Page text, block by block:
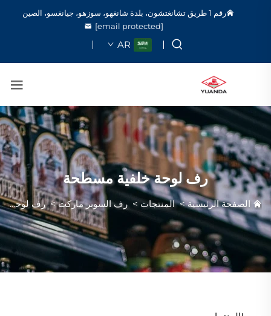
رقم 1 طريق تشانغتشون، بلدة شانغهو، سوزهو، جيانغسو، الصين
[email protected]
AR
رف لوحة خلفية مسطحة
الصفحة الرئيسية>المنتجات> رف السوبر ماركت>رف لوحة خلفية مسطحة